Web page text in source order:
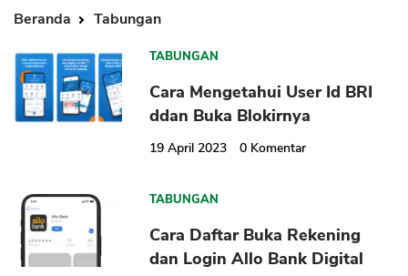
Beranda Tabungan
TABUNGAN
Cara Mengetahui User Id BRI
ddan Buka Blokirnya
19 April 2023 0 Komentar
TABUNGAN
Cara Daftar Buka Rekening
dan Login Allo Bank Digital